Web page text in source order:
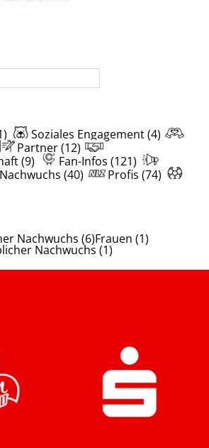
Soziales Engagement (4)
Partner (12)
(9)
Fan-Infos (121)
Nachwuchs (40) Profis (74)
Nachwuchs (6)Frauen (1)
Nachwuchs (1)